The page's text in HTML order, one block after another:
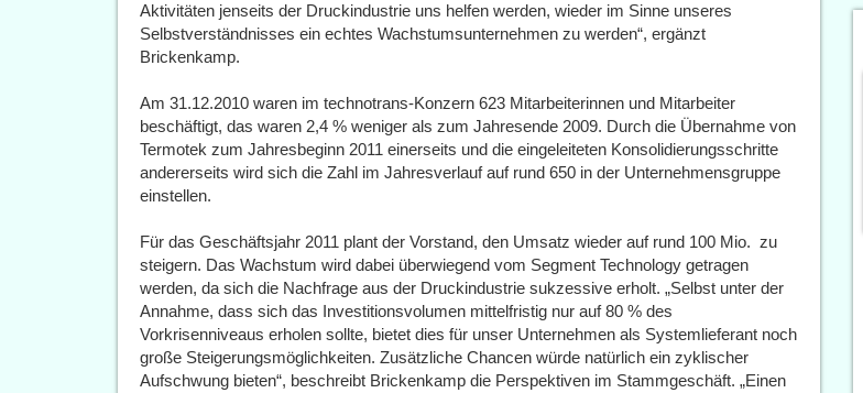
Aktivitäten jenseits der Druckindustrie uns helfen werden, wieder im Sinne unseres
Selbstverständnisses ein echtes Wachstumsunternehmen zu werden“, ergänzt
Brickenkamp.
Am 31.12.2010 waren im technotrans-Konzern 623 Mitarbeiterinnen und Mitarbeiter
beschäftigt, das waren 2,4 % weniger als zum Jahresende 2009. Durch die Übernahme von
Termotek zum Jahresbeginn 2011 einerseits und die eingeleiteten Konsolidierungsschritte
andererseits wird sich die Zahl im Jahresverlauf auf rund 650 in der Unternehmensgruppe
einstellen.
Für das Geschäftsjahr 2011 plant der Vorstand, den Umsatz wieder auf rund 100 Mio.  zu
steigern. Das Wachstum wird dabei überwiegend vom Segment Technology getragen
werden, da sich die Nachfrage aus der Druckindustrie sukzessive erholt. „Selbst unter der
Annahme, dass sich das Investitionsvolumen mittelfristig nur auf 80 % des
Vorkrisenniveaus erholen sollte, bietet dies für unser Unternehmen als Systemlieferant noch
große Steigerungsmöglichkeiten. Zusätzliche Chancen würde natürlich ein zyklischer
Aufschwung bieten“, beschreibt Brickenkamp die Perspektiven im Stammgeschäft. „Einen